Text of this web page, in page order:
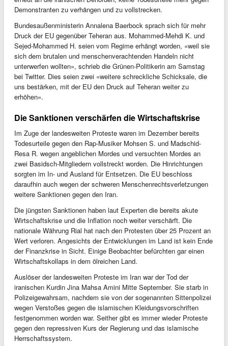
Demonstranten zu verhängen und zu vollstrecken.
Bundesaußenministerin Annalena Baerbock sprach sich für mehr
Druck der EU gegenüber Teheran aus. Mohammed-Mehdi K. und
Sejed-Mohammed H. seien vom Regime erhängt worden, «weil sie
sich dem brutalen und menschenverachtenden Handeln nicht
unterwerfen wollten», schrieb die Grünen-Politikerin am Samstag
bei Twitter. Dies seien zwei «weitere schreckliche Schicksale, die
uns bestärken, mit der EU den Druck auf Teheran weiter zu
erhöhen».
Die Sanktionen verschärfen die Wirtschaftskrise
Im Zuge der landesweiten Proteste waren im Dezember bereits
Todesurteile gegen den Rap-Musiker Mohsen S. und Madschid-
Resa R. wegen angeblichen Mordes und versuchten Mordes an
zwei Basidsch-Mitgliedern vollstreckt worden. Die Hinrichtungen
sorgten im In- und Ausland für Entsetzen. Die EU beschloss
daraufhin auch wegen der schweren Menschenrechtsverletzungen
weitere Sanktionen gegen den Iran.
Die jüngsten Sanktionen haben laut Experten die bereits akute
Wirtschaftskrise und die Inflation noch weiter verschärft. Die
nationale Währung Rial hat nach den Protesten über 25 Prozent an
Wert verloren. Angesichts der Entwicklungen im Land ist kein Ende
der Finanzkrise in Sicht. Einige Beobachter befürchten gar einen
Wirtschaftskollaps in dem ölreichen Land.
Auslöser der landesweiten Proteste im Iran war der Tod der
iranischen Kurdin Jina Mahsa Amini Mitte September. Sie starb in
Polizeigewahrsam, nachdem sie von der sogenannten Sittenpolizei
wegen Verstoßes gegen die islamischen Kleidungsvorschriften
festgenommen worden war. Seither gibt es immer wieder Proteste
gegen den repressiven Kurs der Regierung und das islamische
Herrschaftssystem.